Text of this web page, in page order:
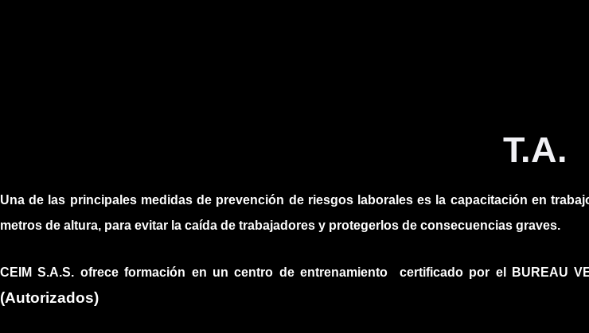
T.A.
Una de las principales medidas de prevención de riesgos laborales es la capacitación en
metros de altura, para evitar la caída de trabajadores y protegerlos de consecuencias graves.
CEIM S.A.S. ofrece formación en un centro de entrenamiento certificado por el BUREAU
(Autorizados)